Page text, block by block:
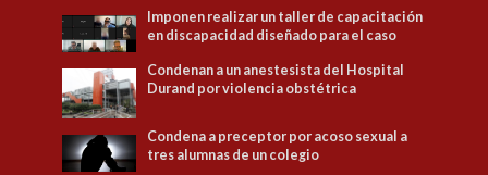
Imponen realizar un taller de capacitación
en discapacidad diseñado para el caso
Condenan a un anestesista del Hospital
Durand por violencia obstétrica
Condena a preceptor por acoso sexual a
tres alumnas de un colegio